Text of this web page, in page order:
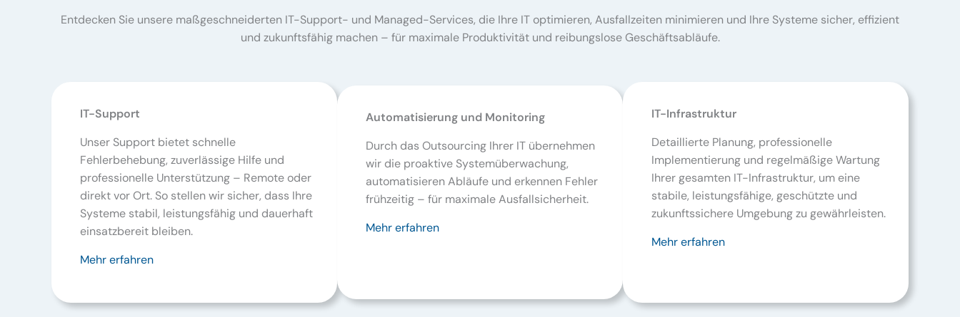
Entdecken Sie unsere maßgeschneiderten IT-Support- und Managed-Services, die Ihre IT optimieren, Ausfallzeiten minimieren und Ihre Systeme sicher, effizient
und zukunftsfähig machen – für maximale Produktivität und reibungslose Geschäftsabläufe.
IT-Support
Unser Support bietet schnelle
Fehlerbehebung, zuverlässige Hilfe und
professionelle Unterstützung – Remote oder
direkt vor Ort. So stellen wir sicher, dass Ihre
Systeme stabil, leistungsfähig und dauerhaft
einsatzbereit bleiben.
Mehr erfahren
Automatisierung und Monitoring
Durch das Outsourcing Ihrer IT übernehmen
wir die proaktive Systemüberwachung,
automatisieren Abläufe und erkennen Fehler
frühzeitig – für maximale Ausfallsicherheit.
Mehr erfahren
IT-Infrastruktur
Detaillierte Planung, professionelle
Implementierung und regelmäßige Wartung
Ihrer gesamten IT-Infrastruktur, um eine
stabile, leistungsfähige, geschützte und
zukunftssichere Umgebung zu gewährleisten.
Mehr erfahren